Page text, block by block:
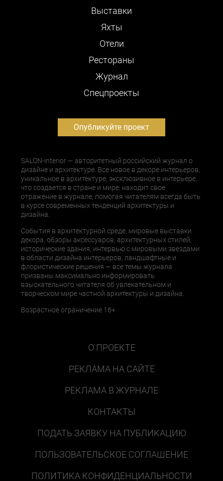
Выставки
Яхты
Отели
Рестораны
Журнал
Cпецпроекты
Опубликуйте проект
SALON-interior — авторитетный российский журнал о
дизайне и архитектуре. Все новое в декоре интерьеров,
уникальное в архитектуре, эксклюзивное в интерьере,
что создается в стране и мире, находит свое
отражение в журнале, помогая читателям всегда быть
в курсе современных тенденций архитектуры и
дизайна.
События в архитектурной среде, мировые выставки
декора, обзоры аксессуаров, архитектурных стилей,
исторические здания, интервью с мировыми звездами
в области дизайна интерьеров, ландшафтные и
флористические решения — все темы журнала
призваны максимально информировать
взыскательного читателя об увлекательном и
творческом мире частной архитектуры и дизайна.
Возрастное ограничение 16+
О ПРОЕКТЕ
РЕКЛАМА НА САЙТЕ
РЕКЛАМА В ЖУРНАЛЕ
КОНТАКТЫ
ПОДАТЬ ЗАЯВКУ НА ПУБЛИКАЦИЮ
ПОЛЬЗОВАТЕЛЬСКОЕ СОГЛАШЕНИЕ
ПОЛИТИКА КОНФИДЕНЦИАЛЬНОСТИ